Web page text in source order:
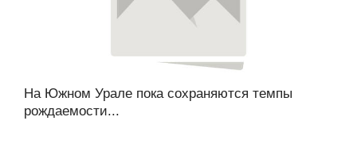
На Южном Урале пока сохраняются темпы
рождаемости...